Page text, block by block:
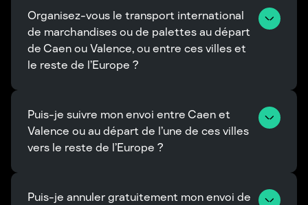
Organisez-vous le transport international
de marchandises ou de palettes au départ
de Caen ou Valence, ou entre ces villes et
le reste de l’Europe ?
Puis-je suivre mon envoi entre Caen et
Valence ou au départ de l’une de ces villes
vers le reste de l’Europe ?
Puis-je annuler gratuitement mon envoi de